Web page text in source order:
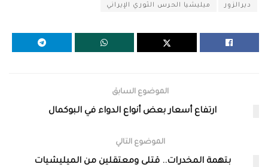
ديرالزور ميليشيا الحرس الثوري الإيراني
الموضوع السابق
ارتفاع أسعار بعض أنواع الدواء في البوكمال
الموضوع التالي
بتهمة المخدرات.. قتلى ومعتقلين من الميليشيات